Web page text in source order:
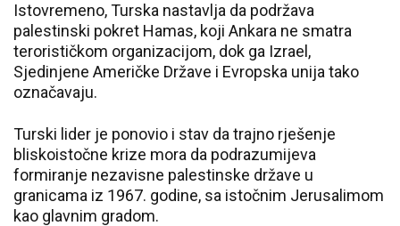
Istovremeno, Turska nastavlja da podržava
palestinski pokret Hamas, koji Ankara ne smatra
terorističkom organizacijom, dok ga Izrael,
Sjedinjene Američke Države i Evropska unija tako
označavaju.
Turski lider je ponovio i stav da trajno rješenje
bliskoistočne krize mora da podrazumijeva
formiranje nezavisne palestinske države u
granicama iz 1967. godine, sa istočnim Jerusalimom
kao glavnim gradom.